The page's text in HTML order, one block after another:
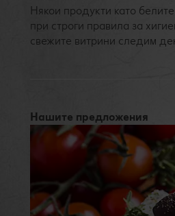
Някои продукти като
при строги правила за
свежите витрини следим
Нашите предложения